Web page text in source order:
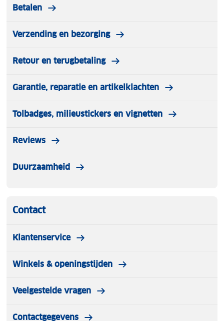
Betalen
Verzending en bezorging
Retour en terugbetaling
Garantie, reparatie en artikelklachten
Tolbadges, milieustickers en vignetten
Reviews
Duurzaamheid
Contact
Klantenservice
Winkels & openingstijden
Veelgestelde vragen
Contactgegevens